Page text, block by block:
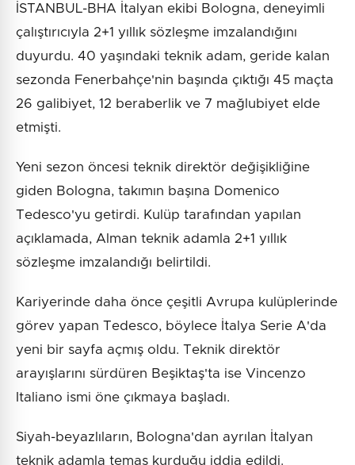
İSTANBUL-BHA İtalyan ekibi Bologna, deneyimli
çalıştırıcıyla 2+1 yıllık sözleşme imzalandığını
duyurdu. 40 yaşındaki teknik adam, geride kalan
sezonda Fenerbahçe'nin başında çıktığı 45 maçta
26 galibiyet, 12 beraberlik ve 7 mağlubiyet elde
etmişti.
Yeni sezon öncesi teknik direktör değişikliğine
giden Bologna, takımın başına Domenico
Tedesco'yu getirdi. Kulüp tarafından yapılan
açıklamada, Alman teknik adamla 2+1 yıllık
sözleşme imzalandığı belirtildi.
Kariyerinde daha önce çeşitli Avrupa kulüplerinde
görev yapan Tedesco, böylece İtalya Serie A'da
yeni bir sayfa açmış oldu. Teknik direktör
arayışlarını sürdüren Beşiktaş'ta ise Vincenzo
Italiano ismi öne çıkmaya başladı.
Siyah-beyazlıların, Bologna'dan ayrılan İtalyan
teknik adamla temas kurduğu iddia edildi.